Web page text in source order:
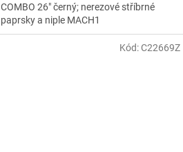
COMBO 26" černý; nerezové stříbrné
paprsky a niple MACH1
Kód:C22669Z